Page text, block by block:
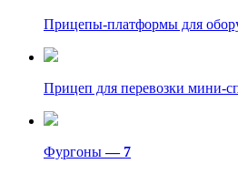
Прицепы-платформы для
Прицеп для перевозки мини-
Фургоны— 7